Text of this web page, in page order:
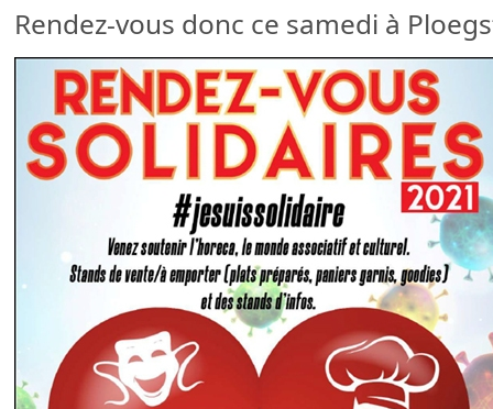
Rendez-vous donc ce samedi à